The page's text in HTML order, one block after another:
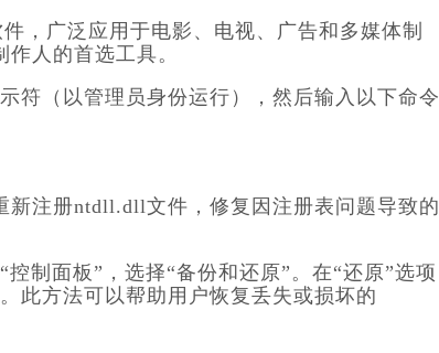
，广泛应用于电影、电视、广告和多媒体制
人的首选工具。
符（以管理员身份运行），然后输入以下命令
新注册ntdll.dll文件，修复因注册表问题导致的
制面板”，选择“备份和还原”。在“还原”选项
此方法可以帮助用户恢复丢失或损坏的